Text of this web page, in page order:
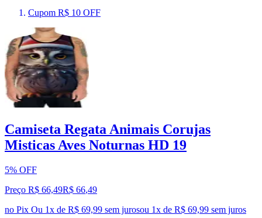
Cupom R$ 10 OFF
Camiseta Regata Animais Corujas
Misticas Aves Noturnas HD 19
5% OFF
Preço R$ 66,49R$ 66,49
no Pix Ou 1x de R$ 69,99 sem jurosou 1x de R$ 69,99 sem juros